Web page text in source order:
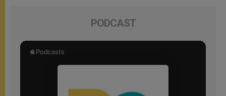
PODCAST